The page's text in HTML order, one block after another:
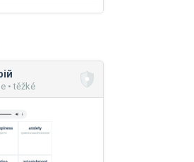
• těžké